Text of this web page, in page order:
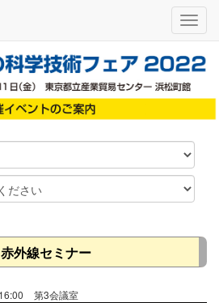
メ
ニ
ー
赤外線セミナー
第3会議室